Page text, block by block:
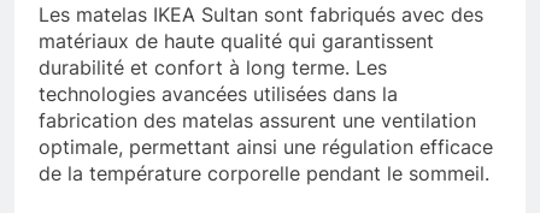
Les matelas IKEA Sultan sont fabriqués avec des
matériaux de haute qualité qui garantissent
durabilité et confort à long terme. Les
technologies avancées utilisées dans la
fabrication des matelas assurent une ventilation
optimale, permettant ainsi une régulation efficace
de la température corporelle pendant le sommeil.